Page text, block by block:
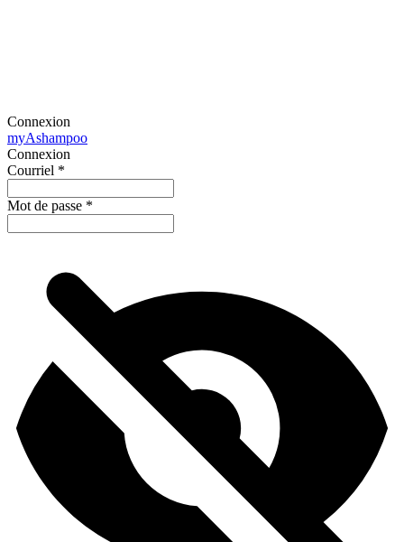
Connexion
myAshampoo
Connexion
Courriel *
Mot de passe *